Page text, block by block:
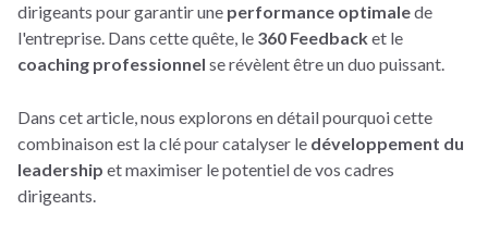
dirigeants pour garantir une performance optimalede
l'entreprise. Dans cette quête, le 360 Feedbacket le
coaching professionnel se révèlent être un duo puissant.
Dans cet article, nous explorons en détail pourquoi cette
combinaison est la clé pour catalyser le développement du
leadership et maximiser le potentiel de vos cadres
dirigeants.